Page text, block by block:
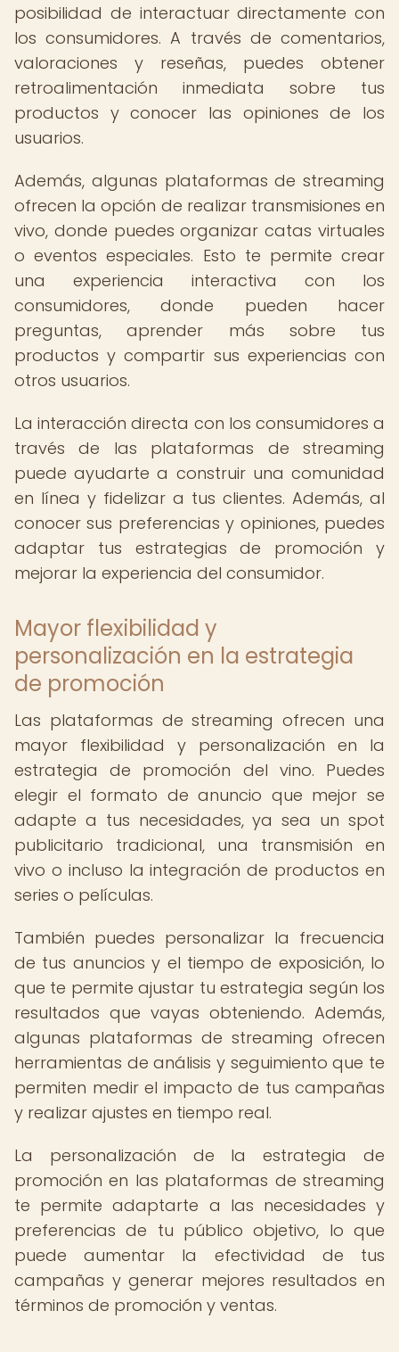
posibilidad de interactuar directamente con
los consumidores. A través de comentarios,
valoraciones y reseñas, puedes obtener
retroalimentación inmediata sobre tus
productos y conocer las opiniones de los
usuarios.
Además, algunas plataformas de streaming
ofrecen la opción de realizar transmisiones en
vivo, donde puedes organizar catas virtuales
o eventos especiales. Esto te permite crear
una experiencia interactiva con los
consumidores, donde pueden hacer
preguntas, aprender más sobre tus
productos y compartir sus experiencias con
otros usuarios.
La interacción directa con los consumidores a
través de las plataformas de streaming
puede ayudarte a construir una comunidad
en línea y fidelizar a tus clientes. Además, al
conocer sus preferencias y opiniones, puedes
adaptar tus estrategias de promoción y
mejorar la experiencia del consumidor.
Mayor flexibilidad y
personalización en la estrategia
de promoción
Las plataformas de streaming ofrecen una
mayor flexibilidad y personalización en la
estrategia de promoción del vino. Puedes
elegir el formato de anuncio que mejor se
adapte a tus necesidades, ya sea un spot
publicitario tradicional, una transmisión en
vivo o incluso la integración de productos en
series o películas.
También puedes personalizar la frecuencia
de tus anuncios y el tiempo de exposición, lo
que te permite ajustar tu estrategia según los
resultados que vayas obteniendo. Además,
algunas plataformas de streaming ofrecen
herramientas de análisis y seguimiento que te
permiten medir el impacto de tus campañas
y realizar ajustes en tiempo real.
La personalización de la estrategia de
promoción en las plataformas de streaming
te permite adaptarte a las necesidades y
preferencias de tu público objetivo, lo que
puede aumentar la efectividad de tus
campañas y generar mejores resultados en
términos de promoción y ventas.